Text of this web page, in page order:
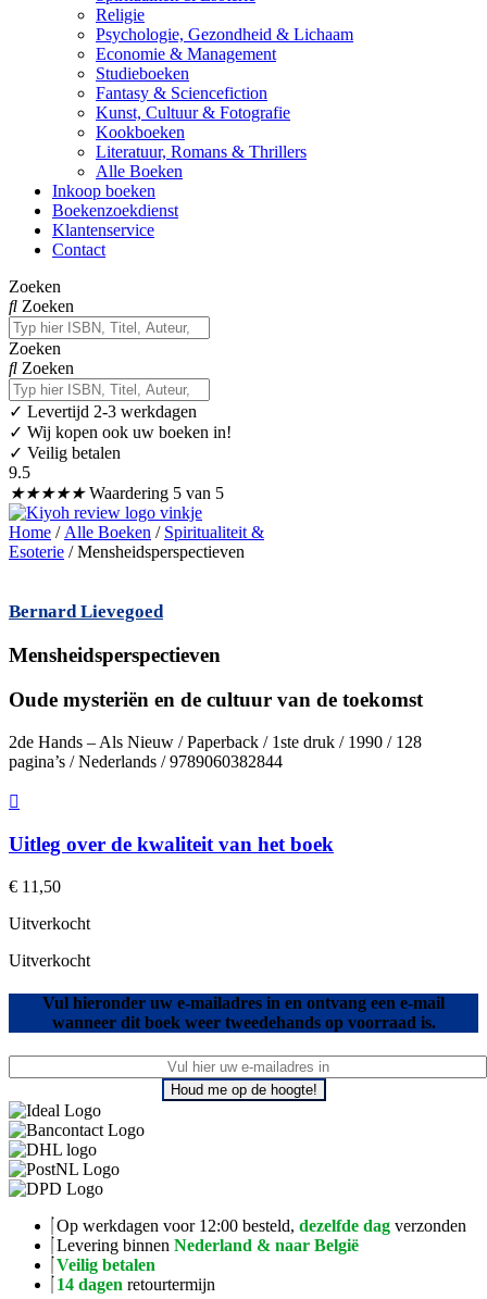
Religie
Psychologie, Gezondheid & Lichaam
Economie & Management
Studieboeken
Fantasy & Sciencefiction
Kunst, Cultuur & Fotografie
Kookboeken
Literatuur, Romans & Thrillers
Alle Boeken
Inkoop boeken
Boekenzoekdienst
Klantenservice
Contact
Zoeken
Zoeken
Zoeken
Zoeken
✓ Levertijd 2-3 werkdagen
✓ Wij kopen ook uw boeken in!
✓ Veilig betalen
9.5
★★★★★ Waardering 5 van 5
Home / Alle Boeken / Spiritualiteit &
Esoterie / Mensheidsperspectieven
Bernard Lievegoed
Mensheidsperspectieven
Oude mysteriën en de cultuur van de toekomst
2de Hands – Als Nieuw / Paperback / 1ste druk / 1990 / 128
pagina’s / Nederlands / 9789060382844
Uitleg over de kwaliteit van het boek
€ 11,50
Uitverkocht
Uitverkocht
Vul hieronder uw e-mailadres in en ontvang een e-mail
wanneer dit boek weer tweedehands op voorraad is.
Houd me op de hoogte!
Op werkdagen voor 12:00 besteld, dezelfde dag verzonden
Levering binnen Nederland & naar België
Veilig betalen
14 dagen retourtermijn